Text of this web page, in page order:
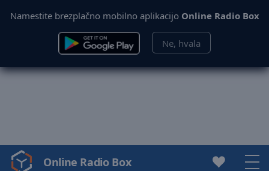
Namestite brezplačno mobilno aplikacijo Online Radio Box
Ne, hvala
Video
Online Radio Box